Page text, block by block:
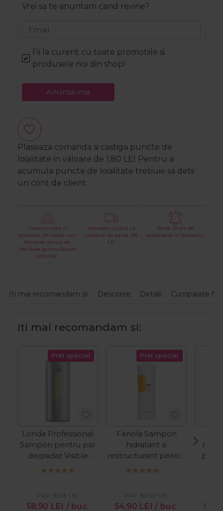
Vrei sa te anuntam cand revine?
Email
Fii la curent cu toate promotiile si
produsele noi din shop!
Anunta-ma
Plaseaza comanda si castiga puncte de
loialitate in valoare de 1,80 LEI
Pentru a
acumula puncte de loialitate trebuie sa detii
un cont de client.
Creaza-ti cont si
primesti 2% inapoi sub
forma de bonus de
fidelitate pentru fiecare
achizitie.
Transport Gratuit La
comenzi de peste 399
LEI
Peste 29 ani de
experienta in domeniu
Iti mai recomandam si: Descriere Detalii Cumparate
Iti mai recomandam si:
Pret special
Londa Professional
Sampon pentru par
degradat Visible
Repair 1000ml
58,90 LEI / buc
PRP: 95,18 LEI
Pret special
Fanola Sampon
hidratant si
restructurant pentru
par uscat Nourishing
54,90 LEI / buc
PRP: 80,00 LEI
par